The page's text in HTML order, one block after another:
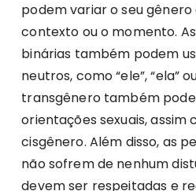
podem variar o seu
contexto ou o momento.
binárias também podem
neutros, como “ele”, “ela”
transgênero também
orientações sexuais, assim
cisgênero. Além disso, as
não sofrem de nenhum
devem ser respeitadas e